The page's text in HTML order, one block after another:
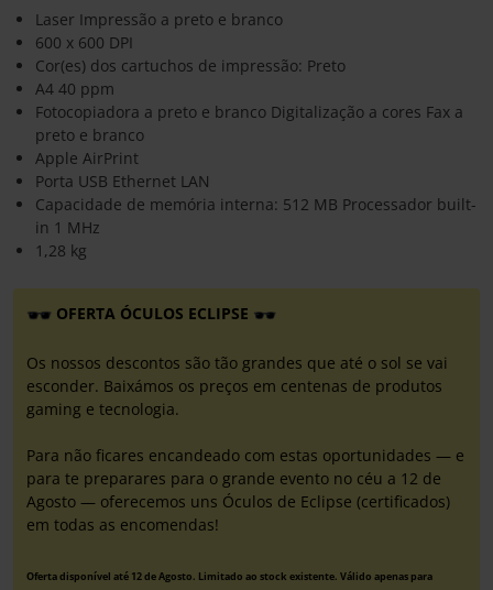
Laser Impressão a preto e branco
600 x 600 DPI
Cor(es) dos cartuchos de impressão: Preto
A4 40 ppm
Fotocopiadora a preto e branco Digitalização a cores Fax a
preto e branco
Apple AirPrint
Porta USB Ethernet LAN
Capacidade de memória interna: 512 MB Processador built-
in 1 MHz
1,28 kg
OFERTA ÓCULOS ECLIPSE
Os nossos descontos são tão grandes que até o sol se vai
esconder. Baixámos os preços em centenas de produtos
gaming e tecnologia.
Para não ficares encandeado com estas oportunidades — e
para te preparares para o grande evento no céu a 12 de
Agosto — oferecemos uns Óculos de Eclipse (certificados)
em todas as encomendas!
Oferta disponível até 12 de Agosto. Limitado ao stock existente. Válido apenas para